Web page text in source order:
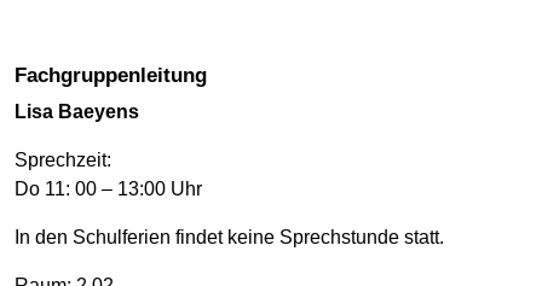
Fachgruppenleitung
Lisa Baeyens
Sprechzeit:
Do 11: 00 – 13:00 Uhr
In den Schulferien findet keine Sprechstunde statt.